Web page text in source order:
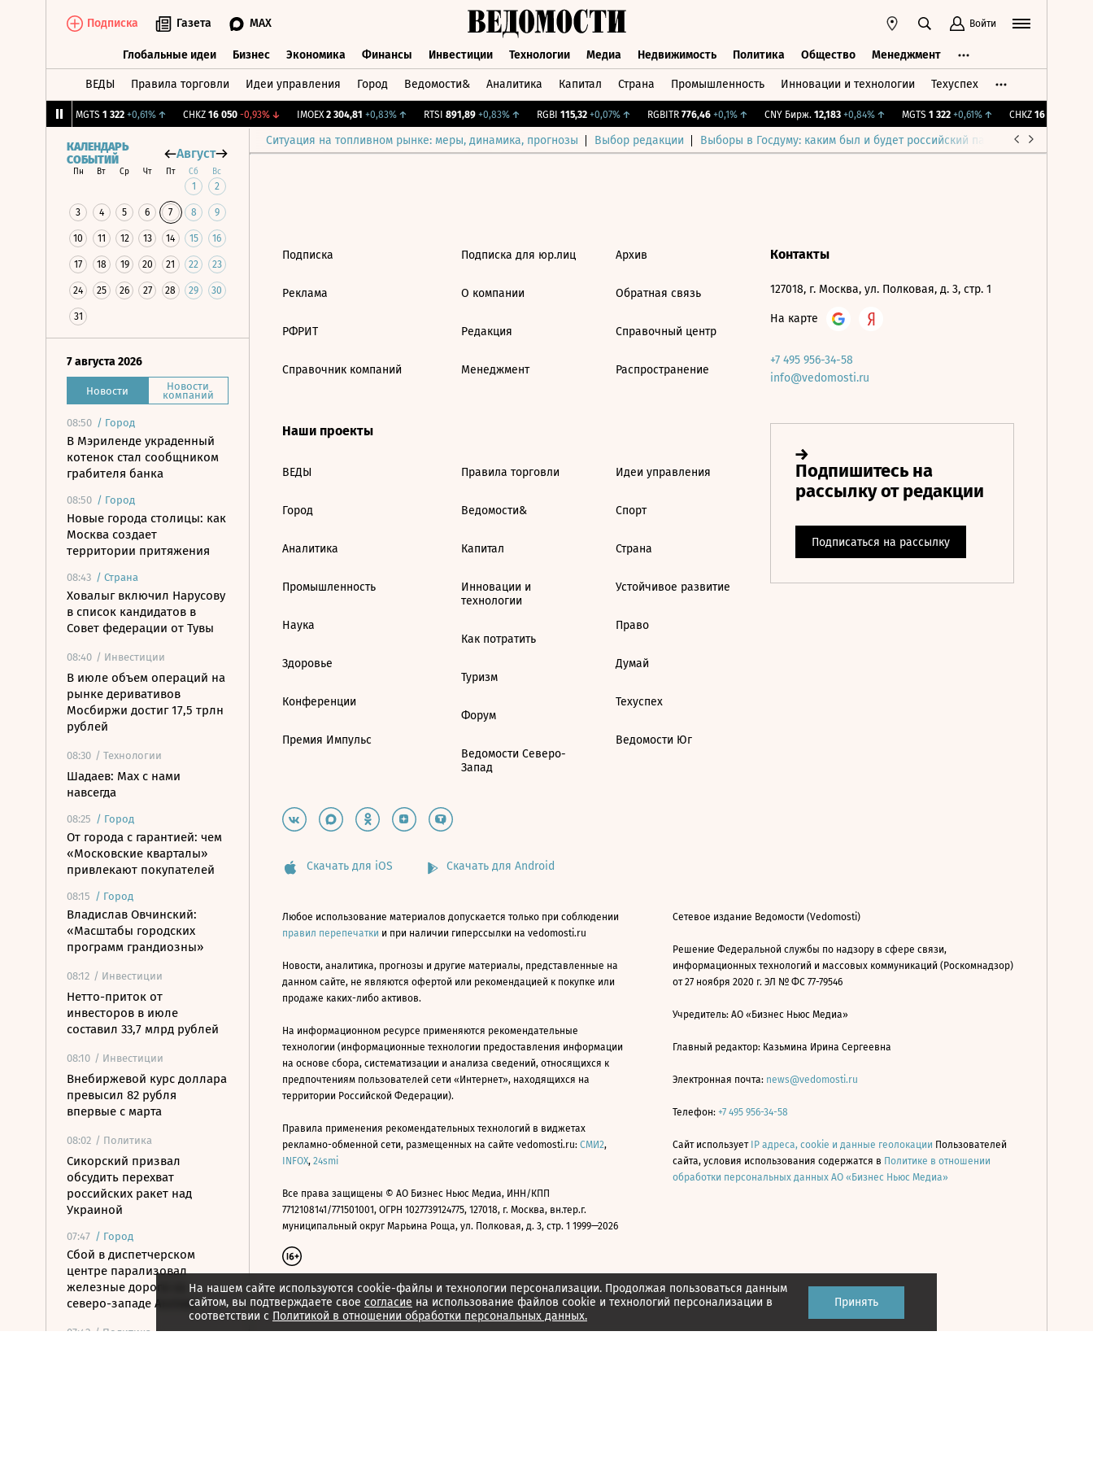
Подписка Газета MAX Войти
Глобальные идеи Бизнес Экономика Финансы Инвестиции Технологии Медиа Недвижимость Политика Общество Менеджмент
ВЕДЫ Правила торговли Идеи управления Город Ведомости& Аналитика Капитал Страна Промышленность Инновации и технологии Техуспех
MGTS 1 322 +0,61%↑ CHKZ 16 050 -0,93%↓ IMOEX 2 304,81 +0,83%↑ RTSI 891,89 +0,83%↑ RGBI 115,32 +0,07%↑ RGBITR 776,46 +0,1%↑ CNY Бирж. 12,183 +0,84%↑ MGTS 1 322 +0,61%↑ CHKZ 16 050
Ситуация на топливном рынке: меры, динамика, прогнозы Выбор редакции Выборы в Госдуму: каким был и будет российский парламент
КАЛЕНДАРЬ
СОБЫТИЙ
Август
Пн Вт Ср Чт Пт Сб Вс
1 2
3 4 5 6 7 8 9
10 11 12 13 14 15 16
17 18 19 20 21 22 23
24 25 26 27 28 29 30
31
7 августа 2026
Новости Новости
компаний
08:50 / Город
В Мэриленде украденный
котенок стал сообщником
грабителя банка
08:50 / Город
Новые города столицы: как
Москва создает
территории притяжения
08:43 / Страна
Ховалыг включил Нарусову
в список кандидатов в
Совет федерации от Тувы
08:40 / Инвестиции
В июле объем операций на
рынке деривативов
Мосбиржи достиг 17,5 трлн
рублей
08:30 / Технологии
Шадаев: Max с нами
навсегда
08:25 / Город
От города с гарантией: чем
«Московские кварталы»
привлекают покупателей
08:15 / Город
Владислав Овчинский:
«Масштабы городских
программ грандиозны»
08:12 / Инвестиции
Нетто-приток от
инвесторов в июле
составил 33,7 млрд рублей
08:10 / Инвестиции
Внебиржевой курс доллара
превысил 82 рубля
впервые с марта
08:02 / Политика
Сикорский призвал
обсудить перехват
российских ракет над
Украиной
07:47 / Город
Сбой в диспетчерском
центре парализовал
железные дороги на
северо-западе Англии
07:42 / Политика
На нашем сайте используются cookie-файлы и технологии персонализации. Продолжая пользоваться данным
сайтом, вы подтверждаете свое согласие на использование файлов cookie и технологий персонализации в
соответствии с Политикой в отношении обработки персональных данных.
Принять
Подписка
Реклама
РФРИТ
Справочник компаний
Подписка для юр.лиц
О компании
Редакция
Менеджмент
Архив
Обратная связь
Справочный центр
Распространение
Наши проекты
ВЕДЫ
Город
Аналитика
Промышленность
Наука
Здоровье
Конференции
Премия Импульс
Правила торговли
Ведомости&
Капитал
Инновации и
технологии
Как потратить
Туризм
Форум
Ведомости Северо-
Запад
Идеи управления
Спорт
Страна
Устойчивое развитие
Право
Думай
Техуспех
Ведомости Юг
Контакты
127018, г. Москва, ул. Полковая, д. 3, стр. 1
На карте
+7 495 956-34-58
info@vedomosti.ru
Скачать для iOS Скачать для Android
Любое использование материалов допускается только при соблюдении
правил перепечатки и при наличии гиперссылки на vedomosti.ru
Новости, аналитика, прогнозы и другие материалы, представленные на
данном сайте, не являются офертой или рекомендацией к покупке или
продаже каких-либо активов.
На информационном ресурсе применяются рекомендательные
технологии (информационные технологии предоставления информации
на основе сбора, систематизации и анализа сведений, относящихся к
предпочтениям пользователей сети «Интернет», находящихся на
территории Российской Федерации).
Правила применения рекомендательных технологий в виджетах
рекламно-обменной сети, размещенных на сайте vedomosti.ru: СМИ2,
INFOX, 24smi
Все права защищены © АО Бизнес Ньюс Медиа, ИНН/КПП
7712108141/771501001, ОГРН 1027739124775, 127018, г. Москва, вн.тер.г.
муниципальный округ Марьина Роща, ул. Полковая, д. 3, стр. 1 1999—2026
Сетевое издание Ведомости (Vedomosti)
Решение Федеральной службы по надзору в сфере связи,
информационных технологий и массовых коммуникаций (Роскомнадзор)
от 27 ноября 2020 г. ЭЛ № ФС 77-79546
Учредитель: АО «Бизнес Ньюс Медиа»
Главный редактор: Казьмина Ирина Сергеевна
Электронная почта: news@vedomosti.ru
Телефон: +7 495 956-34-58
Сайт использует IP адреса, cookie и данные геолокации Пользователей
сайта, условия использования содержатся в Политике в отношении
обработки персональных данных АО «Бизнес Ньюс Медиа»